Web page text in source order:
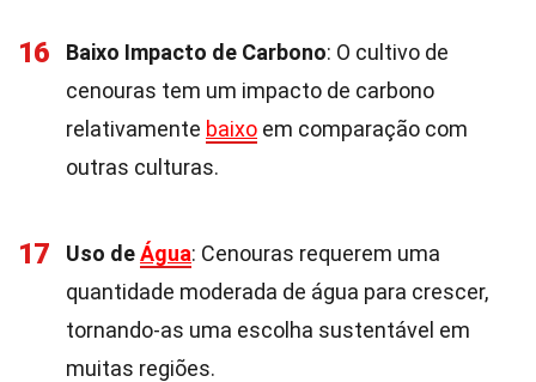
16 Baixo Impacto de Carbono: O cultivo de
cenouras tem um impacto de carbono
relativamente baixo em comparação com
outras culturas.
17 Uso deÁgua: Cenouras requerem uma
quantidade moderada de água para crescer,
tornando-as uma escolha sustentável em
muitas regiões.